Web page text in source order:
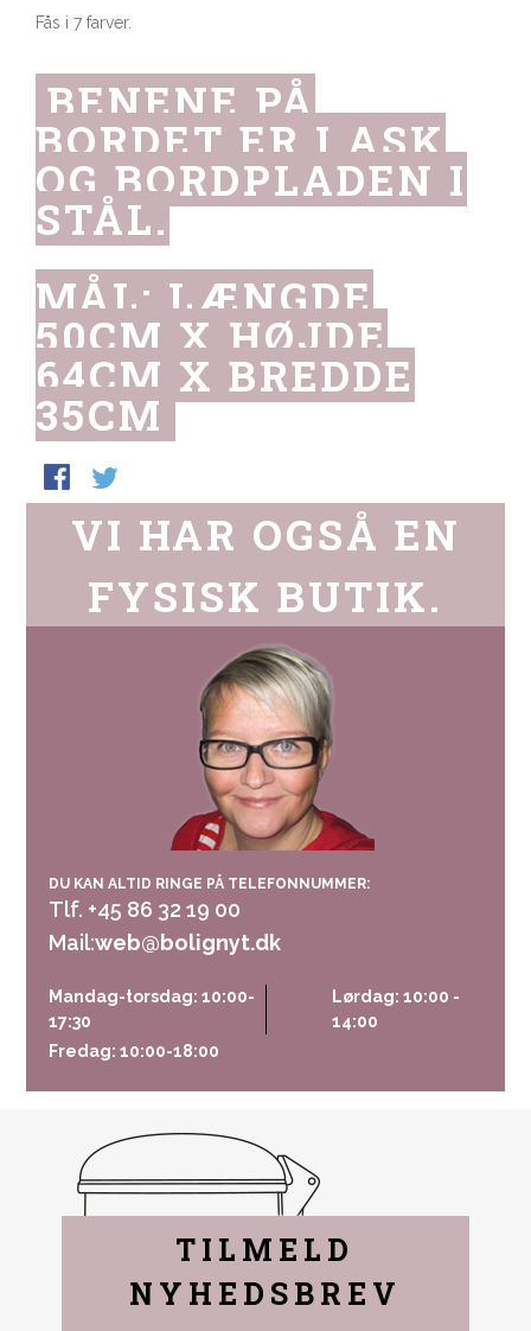
Fås i 7 farver.
BENENE PÅ
BORDET ER I ASK
OG BORDPLADEN I
STÅL.
MÅL: LÆNGDE
50CM X HØJDE
64CM X BREDDE
35CM
VI HAR OGSÅ EN
FYSISK BUTIK.
DU KAN ALTID RINGE PÅ TELEFONNUMMER:
Tlf. +45 86 32 19 00
Mail:web@bolignyt.dk
Mandag-torsdag: 10:00-
17:30
Fredag: 10:00-18:00
Lørdag: 10:00 -
14:00
TILMELD
NYHEDSBREV